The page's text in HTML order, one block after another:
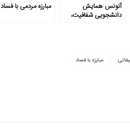
آنونس همایش
دانشجویی شفافیت،
مبارزه مردمی با فساد
مبارزه با فساد